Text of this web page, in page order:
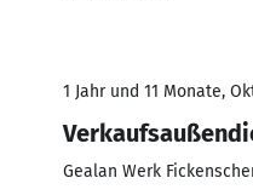
1 Jahr und 11 Monate,
Gealan Werk